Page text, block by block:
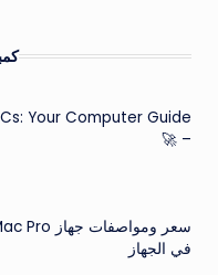
Your Computer Guide
– 🚀
في الجهاز